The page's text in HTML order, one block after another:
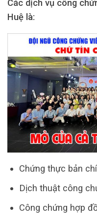
Các dịch vụ công
Huệ là:
Chứng thực bản
Dịch thuật công
Công chứng hợp